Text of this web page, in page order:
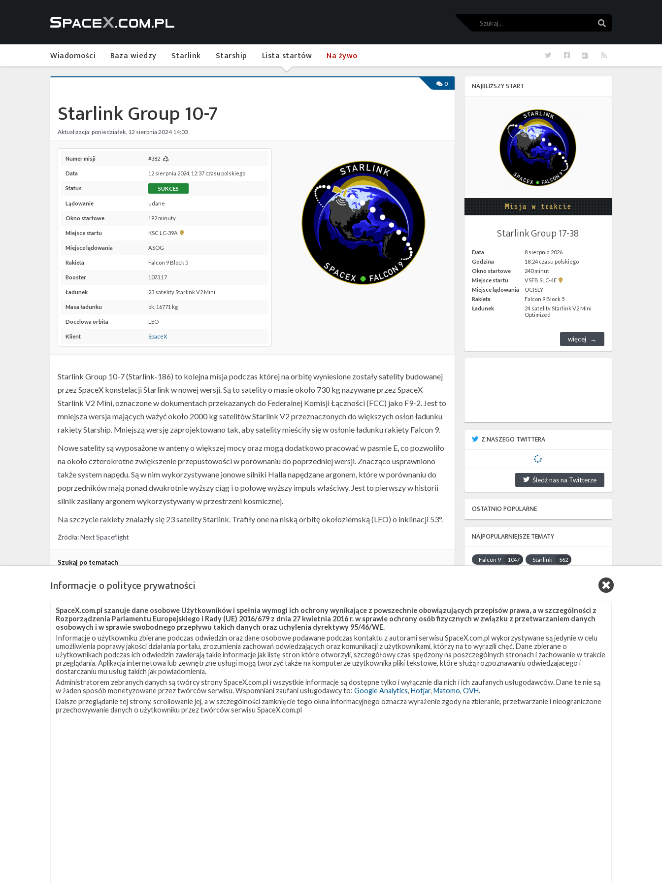
Szukaj
Wiadomości Baza wiedzy Starlink Starship Lista startów Na żywo RSS
Kalendarze
Facebook
Twitter
0
Starlink Group 10-7
Aktualizacja: poniedziałek, 12 sierpnia 2024 14:03
Numer misji #382
Data 12 sierpnia 2024, 12:37 czasu polskiego
Status SUKCES
Lądowanie udane
Okno startowe 192 minuty
Miejsce startu KSC LC-39A
Pokaż
LC-
Maps
Miejsce lądowania ASOG
Rakieta Falcon 9 Block 5
Booster 1073.17
Ładunek 23 satelity Starlink V2 Mini
Masa ładunku ok. 16771 kg
Docelowa orbita LEO
Klient SpaceX
Starlink Group 10-7 (Starlink-186) to kolejna misja podczas której na orbitę wyniesione zostały satelity budowanej
przez SpaceX konstelacji Starlink w nowej wersji. Są to satelity o masie około 730 kg nazywane przez SpaceX
Starlink V2 Mini, oznaczone w dokumentach przekazanych do Federalnej Komisji Łączności (FCC) jako F9-2. Jest to
mniejsza wersja mających ważyć około 2000 kg satelitów Starlink V2 przeznaczonych do większych osłon ładunku
rakiety Starship. Mniejszą wersję zaprojektowano tak, aby satelity mieściły się w osłonie ładunku rakiety Falcon 9.
Nowe satelity są wyposażone w anteny o większej mocy oraz mogą dodatkowo pracować w pasmie E, co pozwoliło
na około czterokrotne zwiększenie przepustowości w porównaniu do poprzedniej wersji. Znacząco usprawniono
także system napędu. Są w nim wykorzystywane jonowe silniki Halla napędzane argonem, które w porównaniu do
poprzedników mają ponad dwukrotnie wyższy ciąg i o połowę wyższy impuls właściwy. Jest to pierwszy w historii
silnik zasilany argonem wykorzystywany w przestrzeni kosmicznej.
Na szczycie rakiety znalazły się 23 satelity Starlink. Trafiły one na niską orbitę okołoziemską (LEO) o inklinacji 53°.
Źródła:Next Spaceflight
Szukaj po tematach
NAJBLIŻSZY START
Misja w trakcie
Starlink Group 17-38
Data
8 sierpnia 2026
Godzina
18:24 czasu polskiego
Okno startowe
240 minut
Miejsce startu
VSFB SLC-4E
Pokaż
SLC-
4E w
Google
Miejsce lądowania
OCISLY
Rakieta
Falcon 9 Block 5
Ładunek
24 satelity Starlink V2 Mini
Optimized
więcej
Z NASZEGO TWITTERA
Śledź nas na Twitterze
OSTATNIO POPULARNE
NAJPOPULARNIEJSZE TEMATY
Falcon 9 1047 Starlink 562
JRTI 214 ASOG 182
Starship 107 Landing Zone 1 96
Loty załogowe 95 ISS 93
ZAPRZYJAŹNIONE STRONY
Kosmogadka
Informacje o polityce prywatności
SpaceX.com.pl szanuje dane osobowe Użytkowników i spełnia wymogi ich ochrony wynikające z powszechnie obowiązujących przepisów prawa, a w szczególności z
Rozporządzenia Parlamentu Europejskiego i Rady (UE) 2016/679 z dnia 27 kwietnia 2016 r. w sprawie ochrony osób fizycznych w związku z przetwarzaniem danych
osobowych i w sprawie swobodnego przepływu takich danych oraz uchylenia dyrektywy 95/46/WE.
Informacje o użytkowniku zbierane podczas odwiedzin oraz dane osobowe podawane podczas kontaktu z autorami serwisu SpaceX.com.pl wykorzystywane są jedynie w celu
umożliwienia poprawy jakości działania portalu, zrozumienia zachowań odwiedzających oraz komunikacji z użytkownikami, którzy na to wyrazili chęć. Dane zbierane o
użytkownikach podczas ich odwiedzin zawierają takie informacje jak listę stron które otworzyli, szczegółowy czas spędzony na poszczególnych stronach i zachowanie w trakcie
przeglądania. Aplikacja internetowa lub zewnętrzne usługi mogą tworzyć także na komputerze użytkownika pliki tekstowe, które służą rozpoznawaniu odwiedzajacego i
dostarczaniu mu usług takich jak powiadomienia.
Administratorem zebranych danych są twórcy strony SpaceX.com.pl i wszystkie informacje są dostępne tylko i wyłącznie dla nich i ich zaufanych usługodawców. Dane te nie są
w żaden sposób monetyzowane przez twórców serwisu. Wspomniani zaufani usługodawcy to: Google Analytics, Hotjar, Matomo, OVH.
Dalsze przeglądanie tej strony, scrollowanie jej, a w szczególności zamknięcie tego okna informacyjnego oznacza wyrażenie zgody na zbieranie, przetwarzanie i nieograniczone
przechowywanie danych o użytkowniku przez twórców serwisu SpaceX.com.pl